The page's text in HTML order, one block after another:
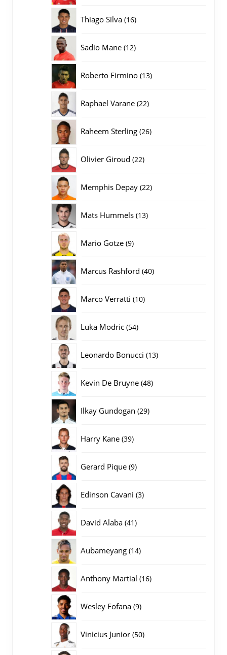
Thiago Silva 1616
Sadio Mane 1212
Roberto Firmino 1313
Raphael Varane 2222
Raheem Sterling 2626
Olivier Giroud 2222
Memphis Depay 2222
Mats Hummels 1313
Mario Gotze 99
Marcus Rashford 4040
Marco Verratti 1010
Luka Modric 5454
Leonardo Bonucci 1313
Kevin De Bruyne 4848
Ilkay Gundogan 2929
Harry Kane 3939
Gerard Pique 99
Edinson Cavani 33
David Alaba 4141
Aubameyang 1414
Anthony Martial 1616
Wesley Fofana 99
Vinicius Junior 5050